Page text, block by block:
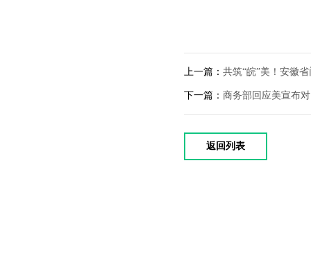
上一篇： 共筑“皖”美！安徽
下一篇： 商务部回应美宣布
返回列表